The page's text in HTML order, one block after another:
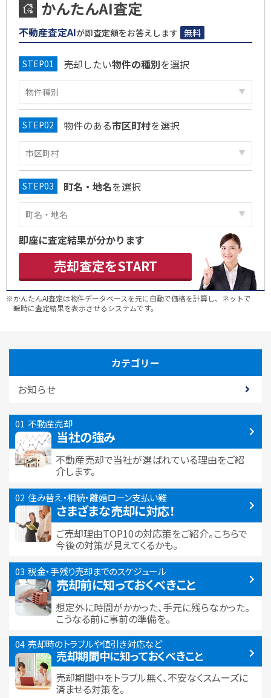
かんたんAI査定
不動産査定AIが即査定額をお答えします 無料
売却したい物件の種別を選択
物件のある市区町村を選択
町名・地名を選択
即座に査定結果が分かります
売却査定をSTART
※かんたんAI査定は物件データベースを元に自動で価格を計算し、ネットで
瞬時に査定結果を表示させるシステムです。
カテゴリー
お知らせ
不動産売却
当社の強み
不動産売却で当社が選ばれている理由をご紹
介します。
住み替え・相続・離婚ローン支払い難
さまざまな売却に対応！
ご売却理由TOP10の対応策をご紹介。こちらで
今後の対策が見えてくるかも。
税金・手残り売却までのスケジュール
売却前に知っておくべきこと
想定外に時間がかかった、手元に残らなかった。
こうなる前に事前の準備を。
売却時のトラブルや値引き対応など
売却期間中に知っておくべきこと
売却期間中をトラブル無く、不安なくスムーズに
済ませる対策を。